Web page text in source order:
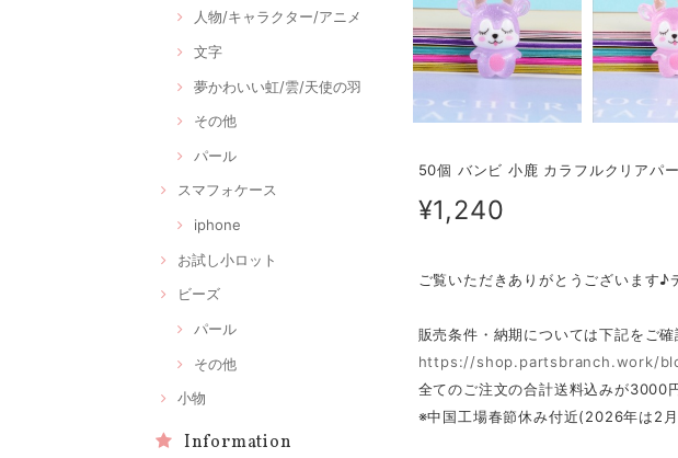
人物/キャラクター/アニメ
文字
夢かわいい虹/雲/天使の羽
その他
パール
スマフォケース
iphone
お試し小ロット
ビーズ
パール
その他
小物
Information
50個 バンビ 小鹿 カラフルクリアパ
¥1,240
ご覧いただきありがとうございます
販売条件・納期については下記をご
https://shop.partsbranch.work/
全てのご注文の合計送料込みが3000
※中国工場春節休み付近(2026年は2